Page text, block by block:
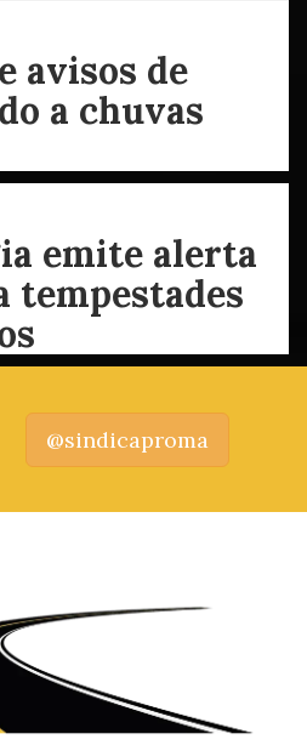
avisos de
a chuvas
emite alerta
tempestades
@sindicaproma